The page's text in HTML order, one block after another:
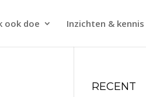
ook doe Inzichten & kennis
RECENT